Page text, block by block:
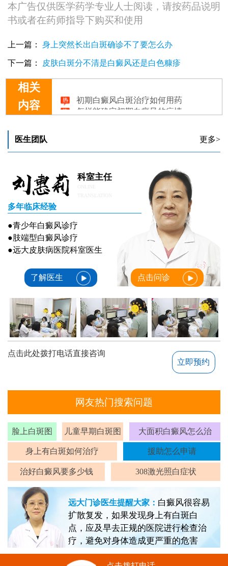
本广告仅供医学药学专业人士阅读，请按药品说明
书或者在药师指导下购买和使用
上一篇： 身上突然长出白斑确诊不了要怎么办
下一篇： 皮肤白斑分不清是白癜风还是白色糠疹
相关
内容
怎样能确定初期白癜风的病情
如何有效识别并确诊初期白癜风
医生团队 更多>
科室主任
多年临床经验
●青少年白癜风诊疗
●肢端型白癜风诊疗
●远大皮肤病医院科室医生
了解医生 点击问诊
点击此处拨打电话直接咨询
立即预约
网友热门搜索问题
脸上白斑图 儿童早期白斑图 大面积白癜风怎么治
身上有白斑如何治疗 援助怎么申请
治好白癜风要多少钱 308激光照白症状
远大门诊医生提醒大家： 白癜风很容易
扩散复发，如果发现身上有白斑白
点，应及早去正规的医院进行检查治
疗，避免对身体造成更严重的危害